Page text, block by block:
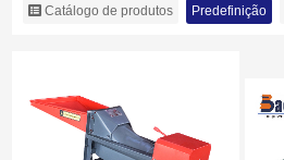
Catálogo de produtos Predefinição